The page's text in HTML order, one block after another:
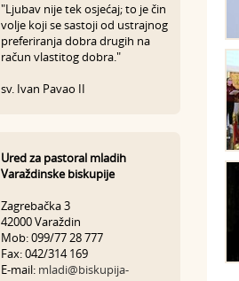
"Ljubav nije tek osjećaj; to je čin
volje koji se sastoji od ustrajnog
preferiranja dobra drugih na
račun vlastitog dobra."
sv. Ivan Pavao II
Ured za pastoral mladih
Varaždinske biskupije
Zagrebačka 3
42000 Varaždin
Mob: 099/77 28 777
Fax: 042/314 169
E-mail: mladi@biskupija-